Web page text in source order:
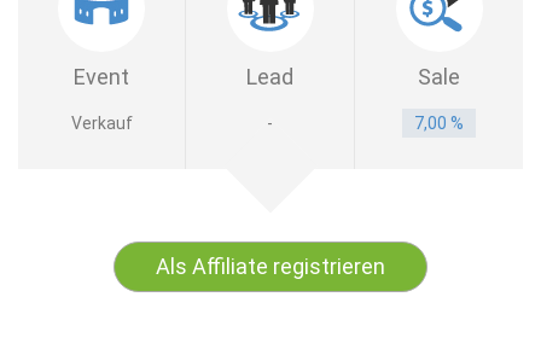
Event Lead Sale
Verkauf - 7,00 %
Als Affiliate registrieren